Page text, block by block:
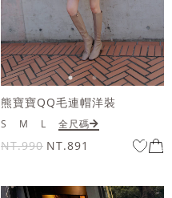
熊寶寶QQ毛連帽洋裝
S M L 全尺碼
NT.990 NT.891